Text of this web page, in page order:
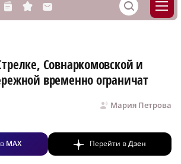
n s M S
Совнаркомовской и
временно ограничат
Мария Петрова
MAX Перейти вДзен